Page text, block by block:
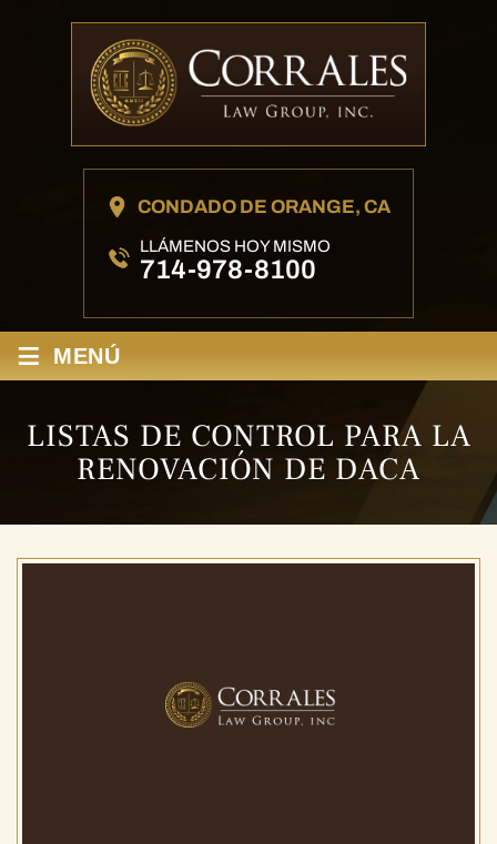
CONDADO DE ORANGE, CA
LLÁMENOS HOY MISMO
714-978-8100
≡ MENÚ
LISTAS DE CONTROL PARA LA
RENOVACIÓN DE DACA